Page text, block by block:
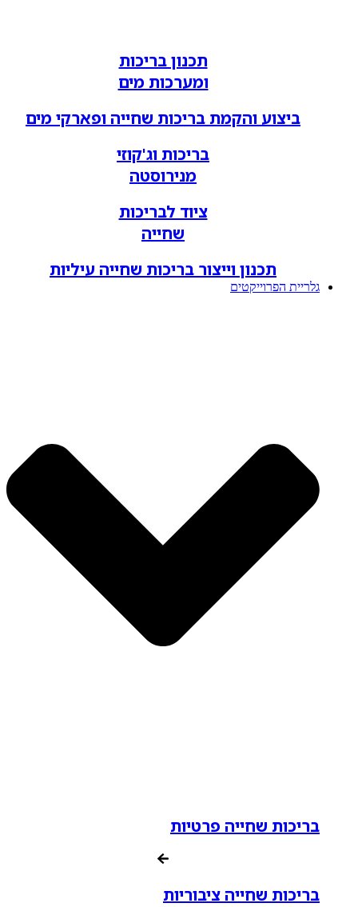
תכנון בריכות
ומערכות מים
ביצוע והקמת בריכות שחייה ופארקי מים
בריכות וג'קוזי
מנירוסטה
ציוד לבריכות
שחייה
תכנון וייצור בריכות שחייה עיליות
גלריית הפרוייקטים
בריכות שחייה פרטיות
בריכות שחייה ציבוריות